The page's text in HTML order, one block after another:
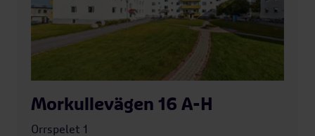
Morkullevägen 16 A-H
Orrspelet 1